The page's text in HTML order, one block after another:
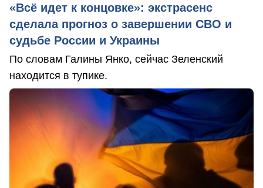
«Всё идет к концовке»: экстрасенс
сделала прогноз о завершении СВО и
судьбе России и Украины
По словам Галины Янко, сейчас Зеленский
находится в тупике.